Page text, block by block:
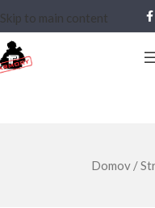
Skip to main content
Domov /